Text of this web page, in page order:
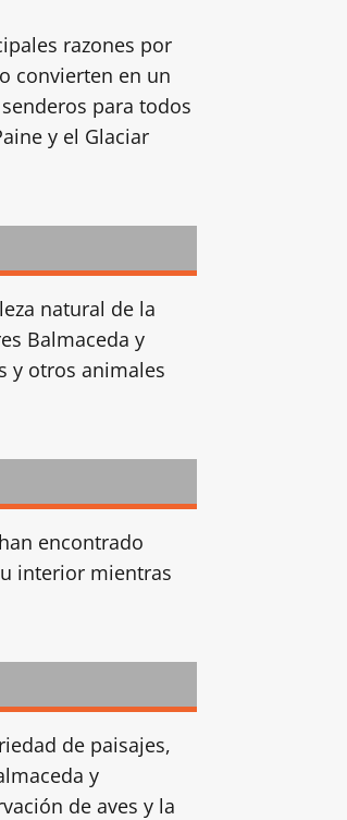
razones por
convierten en un
para todos
y el Glaciar
natural de la
Balmaceda y
y otros animales
encontrado
interior mientras
de paisajes,
y
de aves y la